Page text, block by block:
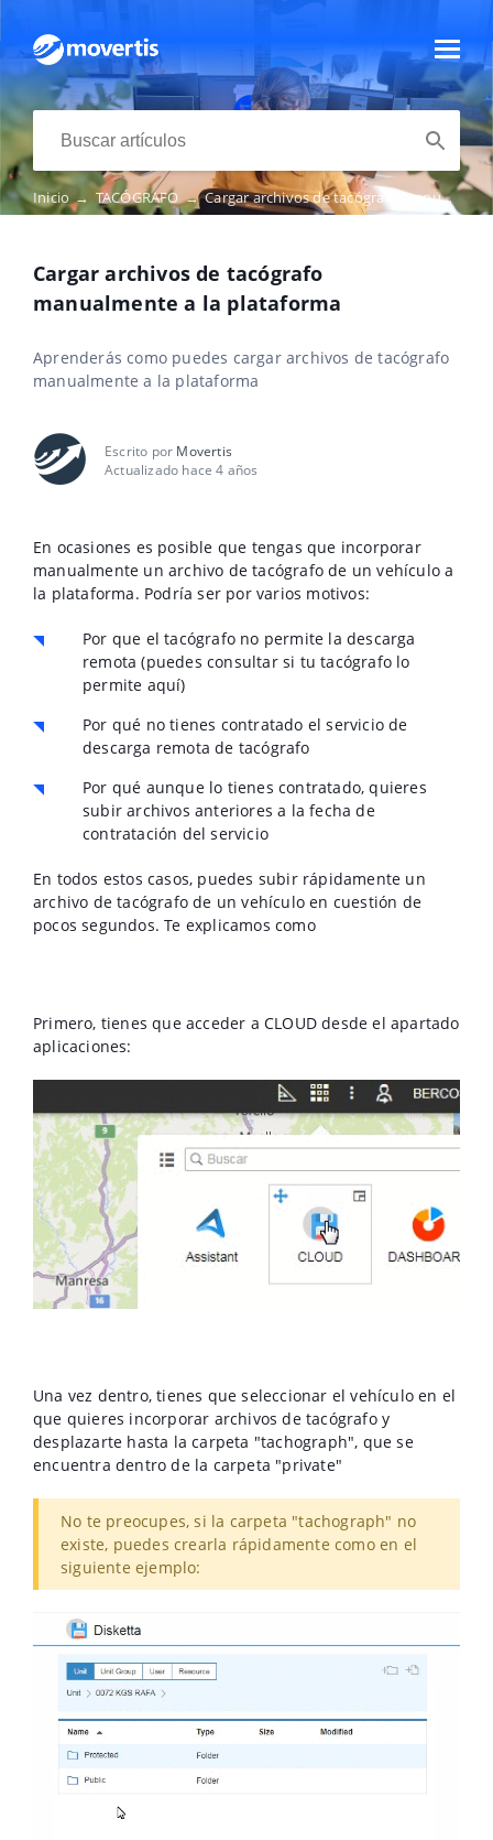
Inicio→ TACÓGRAFO→ Cargar archivos de tacógrafo manualmente a la plataforma
Cargar archivos de tacógrafo
manualmente a la plataforma
Aprenderás como puedes cargar archivos de tacógrafo
manualmente a la plataforma
Escrito por Movertis
Actualizado hace 4 años
En ocasiones es posible que tengas que incorporar
manualmente un archivo de tacógrafo de un vehículo a
la plataforma. Podría ser por varios motivos:
Por que el tacógrafo no permite la descarga
remota (puedes consultar si tu tacógrafo lo
permite aquí)
Por qué no tienes contratado el servicio de
descarga remota de tacógrafo
Por qué aunque lo tienes contratado, quieres
subir archivos anteriores a la fecha de
contratación del servicio
En todos estos casos, puedes subir rápidamente un
archivo de tacógrafo de un vehículo en cuestión de
pocos segundos. Te explicamos como
Primero, tienes que acceder a CLOUD desde el apartado
aplicaciones:
Una vez dentro, tienes que seleccionar el vehículo en el
que quieres incorporar archivos de tacógrafo y
desplazarte hasta la carpeta "tachograph", que se
encuentra dentro de la carpeta "private"
No te preocupes, si la carpeta "tachograph" no
existe, puedes crearla rápidamente como en el
siguiente ejemplo: